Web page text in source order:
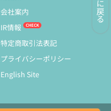
会社案内
IR情報
特定商取引法表記
プライバシーポリシー
English Site